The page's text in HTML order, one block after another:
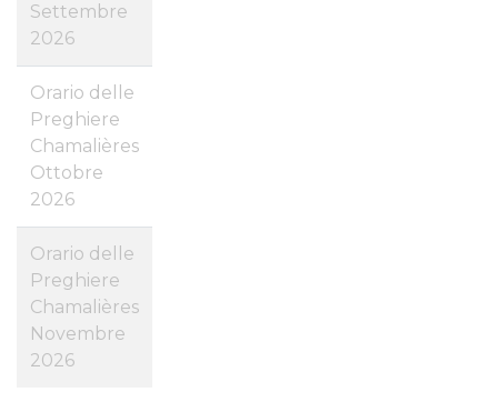
Settembre
2026
Orario delle
Preghiere
Chamalières
Ottobre
2026
Orario delle
Preghiere
Chamalières
Novembre
2026